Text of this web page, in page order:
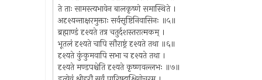
ते ताः सामस्त्यभावेन बालकृष्णे समास्थिते ।
अदृश्यन्ताक्षरमुक्ताः सर्वसृष्टिनिवासिनः ॥५॥
ब्रह्माण्डं दृश्यते तत्र चतुर्दशस्तरात्मकम् ।
भूतलं दृश्यते चापि सौराष्ट्रं दृश्यते तथा ॥६॥
दृश्यते कुंकुमवापि सभा च दृश्यते तथा ।
दृश्यते मण्डपश्चेति दृश्यते कृष्णवल्लभः ॥७॥